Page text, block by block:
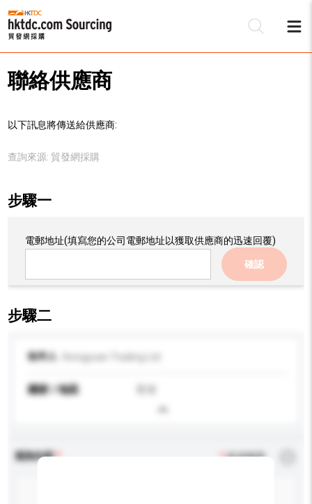
聯絡供應商
以下訊息將傳送給供應商:
查詢來源: 貿發網採購
步驟一
電郵地址(填寫您的公司電郵地址以獲取供應商的迅速回覆)
確認
步驟二
收件人
國家 / 地區
查詢內容 *必須填寫